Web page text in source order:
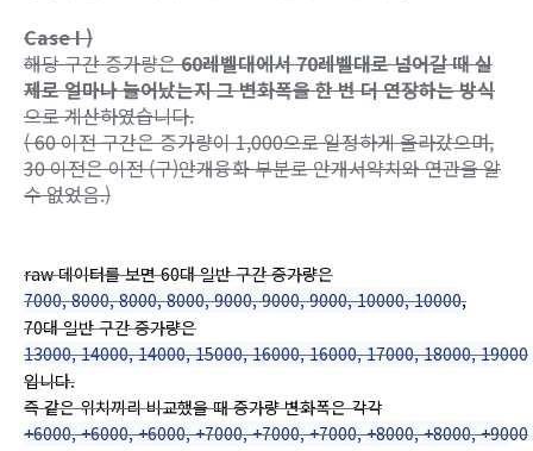
Case I )
해당 구간 증가량은60레벨대에서 70레벨대로 넘어갈 때 실
제로 얼마나 늘어났는지 그 변화폭을 한 번 더 연장하는 방식
으로 계산하였습니다.
( 60 이전 구간은 증가량이 1,000으로 일정하게 올라갔으며,
30 이전은 이전 (구)안개융화 부분로 안개서약치와 연관을 알
수 없었음.)
raw 데이터를 보면 60대 일반 구간 증가량은
7000, 8000, 8000, 8000, 9000, 9000, 9000, 10000, 10000,
70대 일반 구간 증가량은
13000, 14000, 14000, 15000, 16000, 16000, 17000, 18000, 19000
입니다.
즉 같은 위치끼리 비교했을 때 증가량 변화폭은 각각
+6000, +6000, +6000, +7000, +7000, +7000, +8000, +8000, +9000